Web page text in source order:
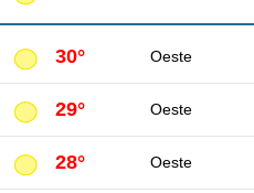
30° Oeste
29° Oeste
28° Oeste